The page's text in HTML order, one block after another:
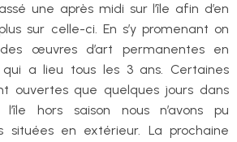
une après midi sur l’île afin d’en
sur celle-ci. En s’y promenant on
œuvres d’art permanentes en
a lieu tous les 3 ans. Certaines
ouvertes que quelques jours dans
l’île hors saison nous n’avons pu
situées en extérieur. La prochaine